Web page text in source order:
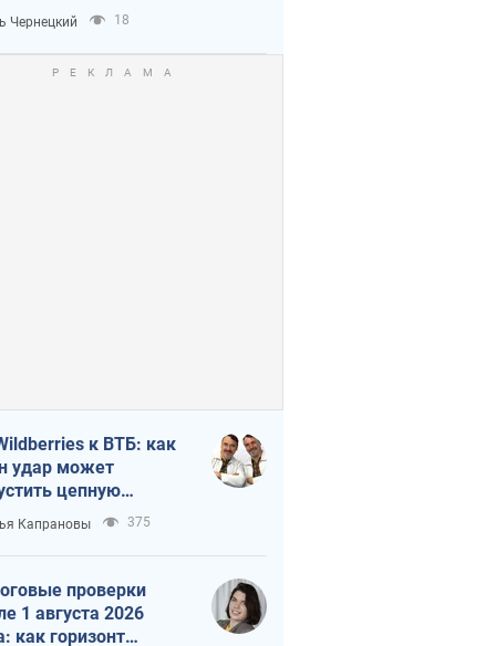
Чернецкий 18
к ВТБ: как
удар может
цепную
в России
Капрановы 375
проверки
1 августа 2026
как горизонт